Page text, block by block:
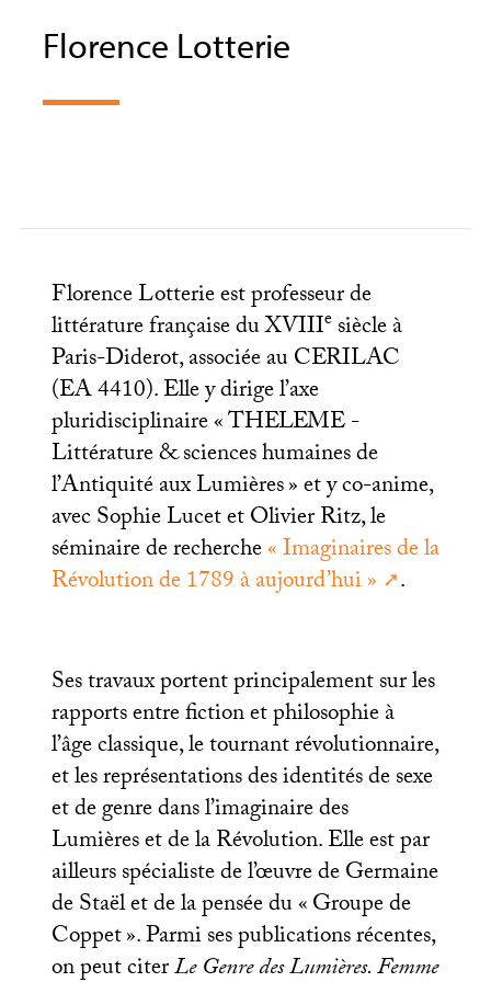
Florence Lotterie
Florence Lotterie est professeur de
littérature française duXVIIIesiècle à
Paris-Diderot, associée auCERILAC
(EA4410). Elle y dirige l’axe
pluridisciplinaire «THELEME-
Littérature & sciences humaines de
l’Antiquité aux Lumières» et y co-anime,
avec Sophie Lucet et Olivier Ritz, le
séminaire de recherche«Imaginaires de la
Révolution de 1789 à aujourd’hui» .
Ses travaux portent principalement sur les
rapports entre fiction et philosophie à
l’âge classique, le tournant révolutionnaire,
et les représentations des identités de sexe
et de genre dans l’imaginaire des
Lumières et de la Révolution. Elle est par
ailleurs spécialiste de l’œuvre de Germaine
de Staël et de la pensée du «Groupe de
Coppet». Parmi ses publications récentes,
on peut citerLe Genre des Lumières. Femme